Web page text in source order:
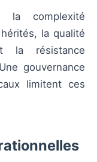
la complexité
la qualité
la résistance
gouvernance
limitent ces